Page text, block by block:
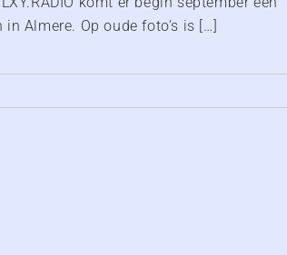
Almere. Op oude foto’s is […]